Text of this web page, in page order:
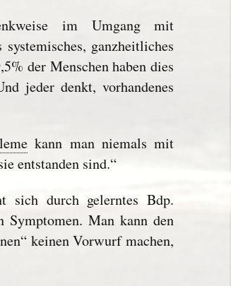
im Umgang mit
ganzheitliches
der Menschen haben dies
jeder denkt, vorhandenes
kann man niemals mit
entstanden sind.“
sich durch gelerntes Bdp.
Man kann den
keinen Vorwurf machen,